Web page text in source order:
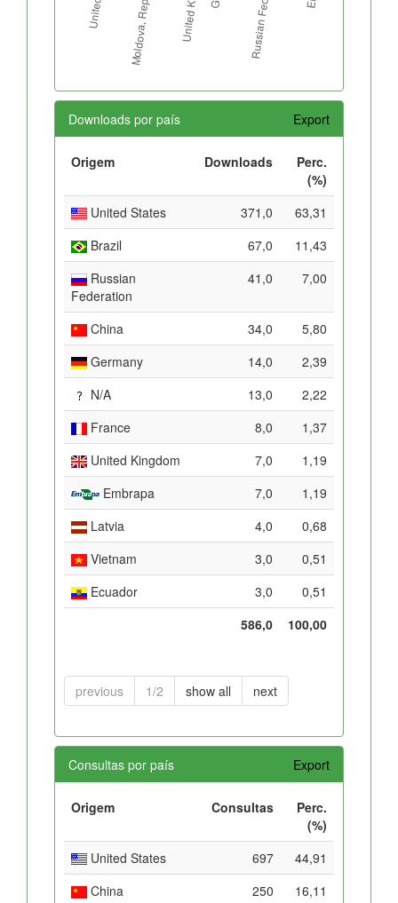
Downloads por país Export
Origem Downloads
Perc.
(%)
United States
371,0
63,31
Brazil
67,0
11,43
Russian
Federation
41,0 7,00
China 34,0
5,80
Germany
14,0
2,39
N/A
13,0
2,22
France
8,0
1,37
United Kingdom
7,0
1,19
Embrapa
7,0
1,19
Latvia
4,0
0,68
Vietnam
3,0
0,51
Ecuador
3,0
0,51
586,0
100,00
previous 1/2 show all next
Consultas por país Export
Origem Consultas
Perc.
(%)
United States
697
44,91
China
250
16,11